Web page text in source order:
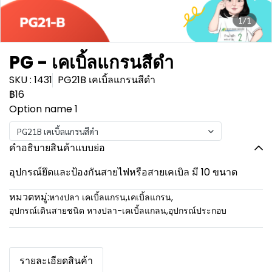
1/1
PG - เคเบิ้ลแกรนสีดำ
SKU : 1431 PG21B เคเบิ้ลแกรนสีดำ
฿16
Option name 1
PG21B เคเบิ้ลแกรนสีดำ
คำอธิบายสินค้าแบบย่อ
อุปกรณ์ยึดและป้องกันสายไฟหรือสายเคเบิล มี 10 ขนาด
หมวดหมู่:หางปลา เคเบิ้ลแกรน,เคเบิ้ลแกรน,
อุปกรณ์เดินสายชนิด หางปลา-เคเบิ้ลแกลน,อุปกรณ์ประกอบ
รายละเอียดสินค้า